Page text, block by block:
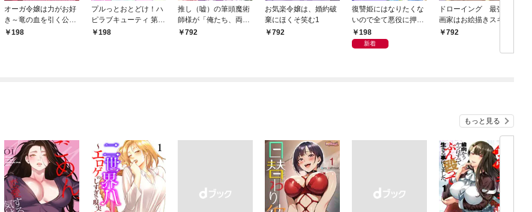
オーガ令嬢は力がお好
き～竜の血を引く公爵
令嬢、オーガよりも強
198
プルっとおとどけ！ハ
ピラブキューティ 第1
話198
推し（嘘）の筆頭魔術
師様が「俺たち、両思
いだったんだね」と溺
792
お気楽令嬢は、婚約破
棄にほくそ笑む1
792
復讐姫にはなりたくな
いので全て悪役に押し
付けます 第1話
198
新着
ドローイング 最強漫
画家はお絵描きスキル
で異世界無双する！1
792
もっと見る